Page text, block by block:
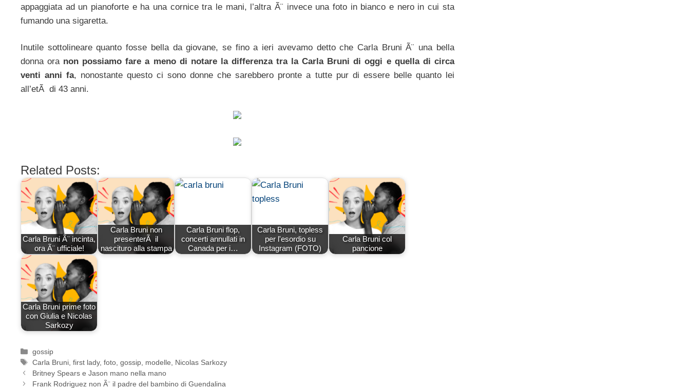
appaggiata ad un pianoforte e ha una cornice tra le mani, l’altra Ã¨ invece una foto in bianco e nero in cui sta
fumando una sigaretta.
Inutile sottolineare quanto fosse bella da giovane, se fino a ieri avevamo detto che Carla Bruni Ã¨ una bella
donna ora non possiamo fare a meno di notare la differenza tra la Carla Bruni di oggi e quella di circa
venti anni fa, nonostante questo ci sono donne che sarebbero pronte a tutte pur di essere belle quanto lei
all’etÃ di 43 anni.
Related Posts:
Carla Bruni Ã¨ incinta,
ora Ã¨ ufficiale!
Carla Bruni non
presenterÃ il
nascituro alla stampa
Carla Bruni flop,
concerti annullati in
Canada per i…
Carla Bruni, topless
per l'esordio su
Instagram (FOTO)
Carla Bruni col
pancione
Carla Bruni prime foto
con Giulia e Nicolas
Sarkozy
Categorie
gossip
Tag
Carla Bruni ,first lady,foto ,gossip modelle
Nicolas Sarkozy
Britney Spears e Jason mano nella mano
Frank Rodriguez non Ã¨ il padre del bambino di Guendalina